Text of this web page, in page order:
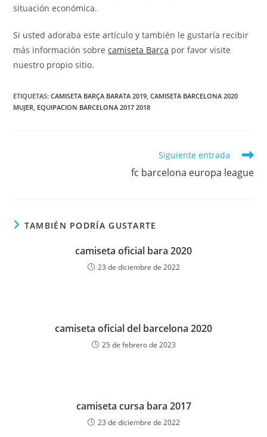
situación económica.
Si usted adoraba este artículo y también le gustaría recibir
más información sobrecamiseta Barça por favor visite
nuestro propio sitio.
ETIQUETAS:CAMISETA BARÇA BARATA 2019, CAMISETA BARCELONA 2020
MUJER, EQUIPACION BARCELONA 2017 2018
Siguiente entrada
fc barcelona europa league
TAMBIÉN PODRÍA GUSTARTE
camiseta oficial bara 2020
23 de diciembre de 2022
camiseta oficial del barcelona 2020
25 de febrero de 2023
camiseta cursa bara 2017
23 de diciembre de 2022